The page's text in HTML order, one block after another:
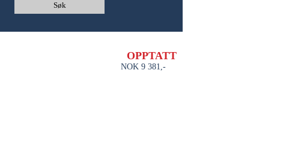
Søk
OPPTATT
NOK 9 381,-